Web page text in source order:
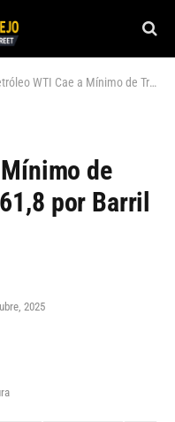
WTI Cae a Mínimo de Tres Semanas: US$61,8 por Barril
de
por Barril
2025